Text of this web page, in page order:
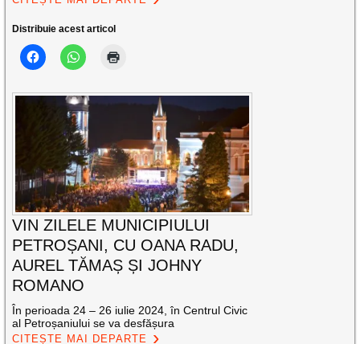
Distribuie acest articol
VIN ZILELE MUNICIPIULUI
PETROȘANI, CU OANA RADU,
AUREL TĂMAȘ ȘI JOHNY
ROMANO
În perioada 24 – 26 iulie 2024, în Centrul Civic
al Petroșaniului se va desfășura
CITEȘTE MAI DEPARTE